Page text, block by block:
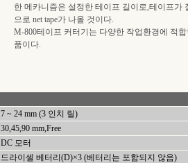
한 메카니즘은 설정한 테이프 길이로,테이프가
으로 net tape가 나올 것이다.
M-800테이프 커터기는 다양한 작업환경에 적합
품이다.
7 ~ 24 mm (3 인치 릴)
30,45,90 mm,Free
DC 모터
드라이셀 베터리(D)×3 (베터리는 포함되지 않음)